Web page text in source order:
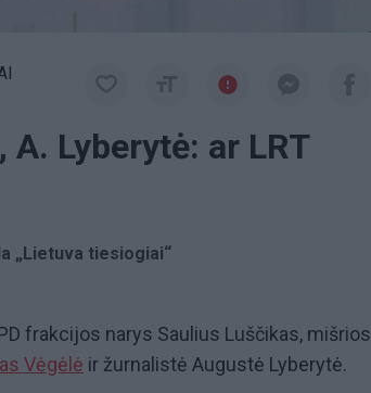
A. Lyberytė: ar LRT
„Lietuva tiesiogiai“
frakcijos narys Saulius Luščikas, mišrios
Vėgėlė ir žurnalistė Augustė Lyberytė.